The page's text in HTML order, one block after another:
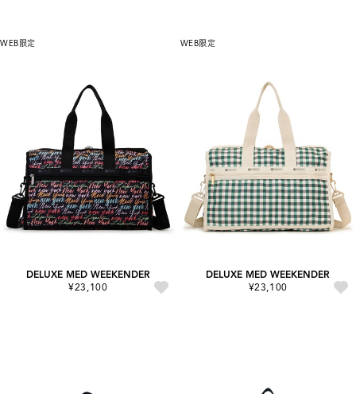
WEB限定
DELUXE MED WEEKENDER
¥23,100
WEB限定
DELUXE MED WEEKENDER
¥23,100